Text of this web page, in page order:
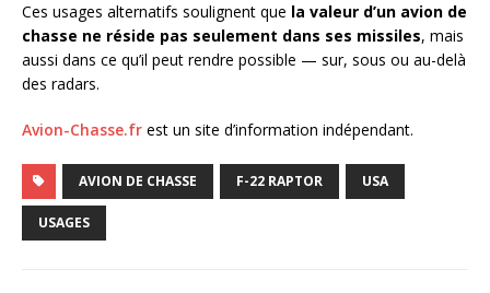
Ces usages alternatifs soulignent que la valeur d’un avion de
chasse ne réside pas seulement dans ses missiles, mais
aussi dans ce qu’il peut rendre possible — sur, sous ou au-delà
des radars.
Avion-Chasse.fr est un site d’information indépendant.
AVION DE CHASSE F-22 RAPTOR USA
USAGES